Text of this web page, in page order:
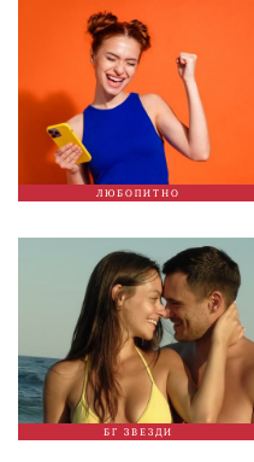
ЛЮБОПИТНО
БГ ЗВЕЗДИ